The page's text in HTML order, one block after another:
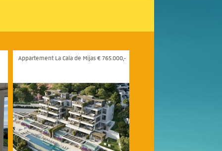
Appartement La Cala de Mijas € 765.000,-